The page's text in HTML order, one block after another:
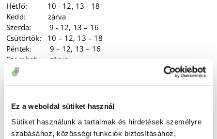
Ez a weboldal sütiket használ
Sütiket használunk a tartalmak és hirdetések személyre
szabásához, közösségi funkciók biztosításához,
Hétfő: 10 - 12, 13 - 18
Kedd: zárva
Szerda: 9 - 12, 13 – 16
Csütörtök: 10 – 12, 13 – 18
Péntek: 9 – 12, 13 – 16
Szombat: zárva
Vasárnap: zárva
kapcsolatban további információkat itt